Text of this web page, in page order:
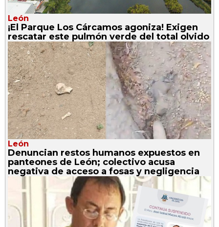
León
¡El Parque Los Cárcamos agoniza! Exigen
rescatar este pulmón verde del total olvido
León
Denuncian restos humanos expuestos en
panteones de León; colectivo acusa
negativa de acceso a fosas y negligencia